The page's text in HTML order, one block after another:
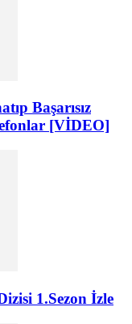
Başarısız
[VİDEO]
1.Sezon İzle